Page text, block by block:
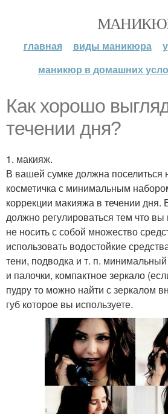
главная виды маникюра
маникюр в домашних
Как хорошо
течении дня?
1. макияж.
В вашей сумке должна поселиться
косметичка с минимальным
коррекции макияжа в течении
должно регулироваться тем что вы
не носить с собой множество
использовать водостойкие
тени, подводка и т. п.
и палочки, компактное зеркало
пудру то можно найти с зеркалом
губ которое вы используете.